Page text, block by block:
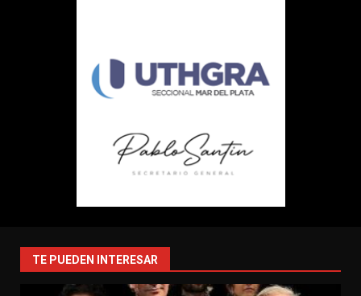
TE PUEDEN INTERESAR